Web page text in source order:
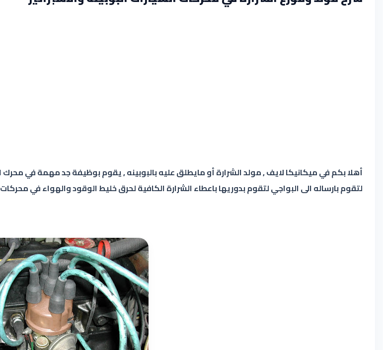
أهلا بكم في ميكانيكا لايف , مولد الشرارة أو مايطلق عليه بالبوبينه , يقوم بوظيفة جد مهمة في
لتقوم بارساله الى البواجي لتقوم بدوريها باعطاء الشرارة الكافية لحرق خليط الوقود والهواء في محركات